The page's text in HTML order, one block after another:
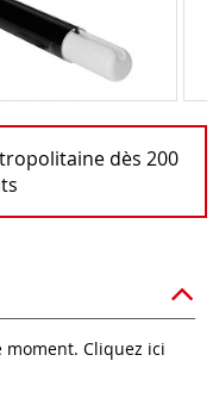
dès 200
moment. Cliquez ici